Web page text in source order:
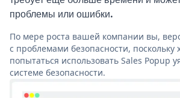
проблемы или ошибки.
По мере роста вашей компании вы,
с проблемами безопасности, поскольку
попытаться использовать Sales Popup
системе безопасности.